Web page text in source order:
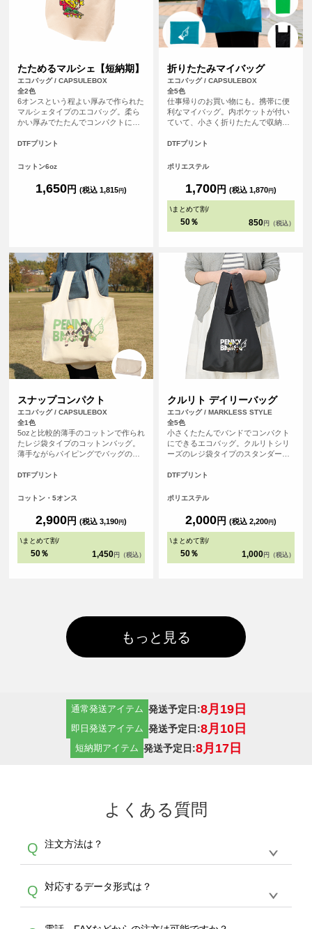
たためるマルシェ【短納期】
エコバッグ / CAPSULEBOX
全2色
6オンスという程よい厚みで作られた
マルシェタイプのエコバッグ。柔ら
かい厚みでたたんでコンパクトにし
い物のエコバッグとして◎通常4営業
できるサービスになります！
DTFプリント
コットン6oz
1,650円 (税込 1,815円)
折りたたみマイバッグ
エコバッグ / CAPSULEBOX
全5色
仕事帰りのお買い物にも。携帯に便
利なマイバッグ。内ポケットが付い
ていて、小さく折りたたんで収納す
DTFプリント
ポリエステル
1,700円 (税込 1,870円)
\まとめて割/
50％ 850 円（税込）
スナップコンパクト
エコバッグ / CAPSULEBOX
全1色
5ozと比較的薄手のコットンで作られ
たレジ袋タイプのコットンバッグ。
薄手ながらパイピングでバッグの縁
った容量がしっかりと収まります。
ベロ部分をくるっと巻いて、ボタン
機能的なエコバッグです。
DTFプリント
コットン・5オンス
2,900円 (税込 3,190円)
\まとめて割/
50％ 1,450 円（税込）
クルリト デイリーバッグ
エコバッグ / MARKLESS STYLE
全5色
小さくたたんでバンドでコンパクト
にできるエコバッグ。クルリトシリ
ーズのレジ袋タイプのスタンダード
DTFプリント
ポリエステル
2,000円 (税込 2,200円)
\まとめて割/
50％ 1,000 円（税込）
もっと見る
通常発送アイテム 発送予定日:8月19日
即日発送アイテム 発送予定日:8月10日
短納期アイテム 発送予定日:8月17日
よくある質問
Q 注文方法は？
A
生産にて承っております。デザインツールから
デザインの作成から決済まで完了できます。
30枚以上やシルク印刷など、大口注文の場合
Q 対応するデータ形式は？